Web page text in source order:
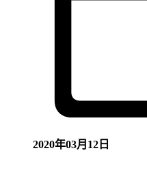
2020年03月12日